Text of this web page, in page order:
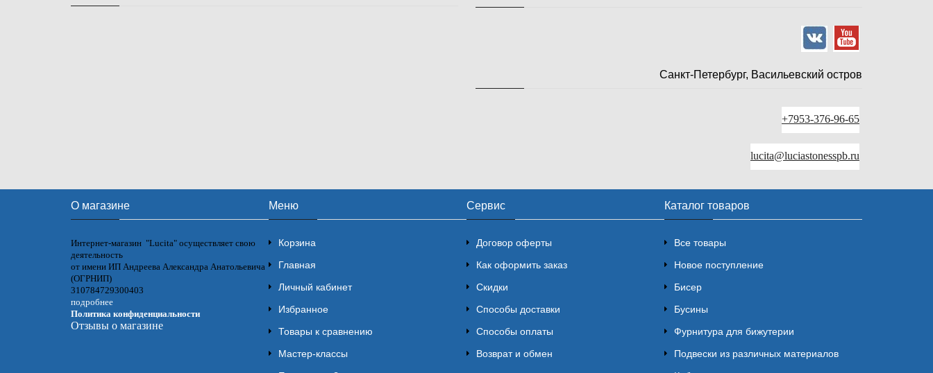
Санкт-Петербург, Васильевский остров
+7953-376-96-65
lucita@luciastonesspb.ru
О магазине
Интернет-магазин "Lucita" осуществляет свою
деятельность
от имени ИП Андреева Александра Анатольевича
(ОГРНИП)
310784729300403
подробнее
Политика конфиденциальности
Отзывы о магазине
Меню
Корзина
Главная
Личный кабинет
Избранное
Товары к сравнению
Мастер-классы
Сервис
Договор оферты
Как оформить заказ
Скидки
Способы доставки
Способы оплаты
Возврат и обмен
Каталог товаров
Все товары
Новое поступление
Бисер
Бусины
Фурнитура для бижутерии
Подвески из различных материалов